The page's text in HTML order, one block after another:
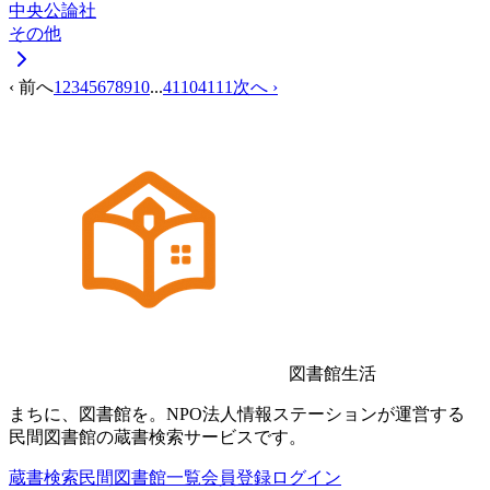
中央公論社
その他
‹ 前へ1 2345678910...41104111 次へ ›
図書館生活
まちに、図書館を。NPO法人情報ステーションが運営する
民間図書館の蔵書検索サービスです。
蔵書検索民間図書館一覧会員登録ログイン